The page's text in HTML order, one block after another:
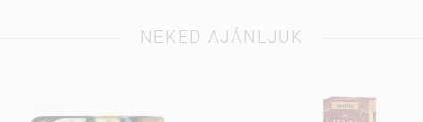
NEKED AJÁNLJUK